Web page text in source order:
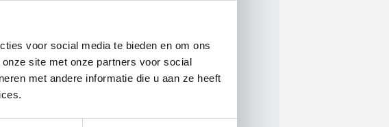
voor social media te bieden en om ons
site met onze partners voor social
met andere informatie die u aan ze heeft